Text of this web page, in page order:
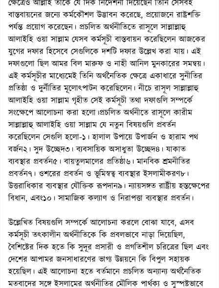
ক্ষেত্রেও আল্লাহ তাঁকে যে দিক নির্দেশনা দিয়েছেন তিনি সেসবই
বাস্তবায়নের জন্যে কর্মকৌশল উদ্ভাবন করেছে, প্রয়োজনে রাষ্ট্রশক্তি
পর্যন্ত প্রয়োগ করেছেন। প্রচলিত অর্থনীতিতে রাসূলে সাল্লাল্লাহু
আলাইহি ওয়া সাল্লাম যেসব কর্মসূচী বাস্তবায়ন করেছিলেন আজকের
যুগের দফার হিসেবে সেগুলিকে দশটি দফার উল্লেখ করা যায়। এই
দফাগুলো ছিল আমর বিল মারুফ ও নাহী আনিল মুনকারের সমন্বয়।
এই কর্মসূচীর মাধ্যেমেই তিনি অর্থনৈতিক ক্ষেত্রে একাধারে সুনীতির
প্রতিষ্ঠা ও দুর্নীতির মূলোৎপাটন করেছিলেন। নীচে রাসূল সাল্লাল্লাহু
আলাইহি ওয়া সাল্লাম গৃহীত সেই কর্মসূচী তথা দফাগুলি সম্পর্কে
সংক্ষেপে আলোচনা করা হলো।প্রচলিত অর্থনীতে রাসূলে কারীম
সাল্লাল্লাহু আলাইহি ওয়া সাল্লাম যে নতুন বিষয়গুলি প্রবর্তন
করেছিলেন সেগুলি হলো-১। হালাল উপায়ে উপার্জন ও হারাম পথ
বর্জন২। সুদ উচ্ছেদ৩। ব্যবসায়িক অসাধুতা উচ্ছেদ৪। যাকাত
ব্যবস্থার প্রবর্তন৫। বায়তুলমালের প্রতিষ্ঠা৬। মানবিক শ্রমনীতির
প্রবর্তন৭। ওশরের প্রবর্তন ও ভূমিস্বত্ব ব্যবস্থার ইসলামীকরণ৮।
উত্তরাধিকার ব্যবস্থার যৌক্তিক রূপদান৯। ন্যায়সঙ্গত রাষ্ট্রীয় হস্তক্ষেপের
বিধান, এবং১০। সামাজিক কল্যাণ ও নিরাপত্তা ব্যবস্থার প্রবর্তন।
উল্লেখিত বিষয়গুলি সম্পর্কে আলোচনা করলে বোঝা যাবে, এসব
কর্মসূচী তৎকালীন অর্থনীতিকে কি প্রবলভাবে নাড়া দিয়েছিল,
বৈশিষ্টের দিক হতে কি সুদূর প্রসারী ও প্রগতিশীল চরিত্রের ছিল এবং
দেশের আপামর জনসাধারণের ভাগ্য উন্নয়নে কি বিপুল সহায়ক
হয়েছিল। এই আলোচনা হতে বর্তমানে প্রচলিত অন্যান্য অর্থনৈতিক
মতবাদের সঙ্গে ইসলামের অর্থনীতির মৌলিক পার্থক্য ও সুস্পষ্টভাবে